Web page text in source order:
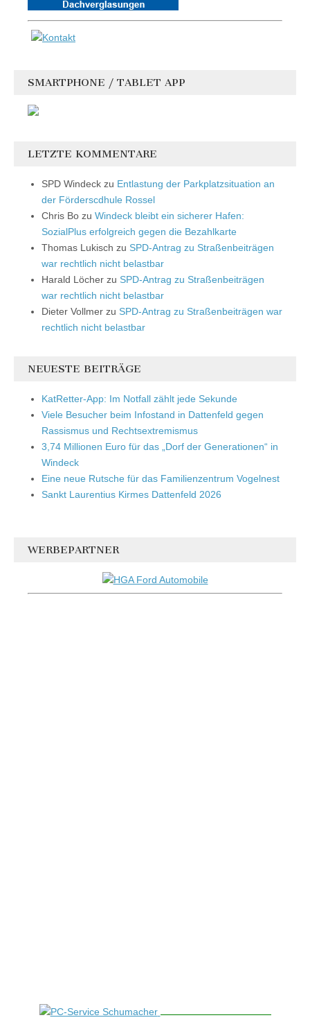
SMARTPHONE / TABLET APP
LETZTE KOMMENTARE
SPD Windeck zu Entlastung der Parkplatzsituation an
der Förderscdhule Rossel
Chris Bo zu Windeck bleibt ein sicherer Hafen:
SozialPlus erfolgreich gegen die Bezahlkarte
Thomas Lukisch zu SPD-Antrag zu Straßenbeiträgen
war rechtlich nicht belastbar
Harald Löcher zu SPD-Antrag zu Straßenbeiträgen
war rechtlich nicht belastbar
Dieter Vollmer zu SPD-Antrag zu Straßenbeiträgen war
rechtlich nicht belastbar
NEUESTE BEITRÄGE
KatRetter-App: Im Notfall zählt jede Sekunde
Viele Besucher beim Infostand in Dattenfeld gegen
Rassismus und Rechtsextremismus
3,74 Millionen Euro für das „Dorf der Generationen“ in
Windeck
Eine neue Rutsche für das Familienzentrum Vogelnest
Sankt Laurentius Kirmes Dattenfeld 2026
WERBEPARTNER